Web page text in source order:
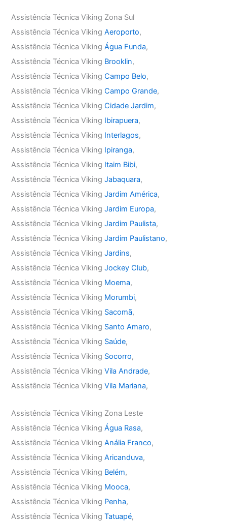
Assistência Técnica Viking Zona Sul
Assistência Técnica VikingAeroporto,
Assistência Técnica VikingÁgua Funda,
Assistência Técnica Viking Brooklin,
Assistência Técnica VikingCampo Belo,
Assistência Técnica VikingCampo Grande,
Assistência Técnica VikingCidade Jardim,
Assistência Técnica Viking Ibirapuera,
Assistência Técnica Viking Interlagos,
Assistência Técnica Viking Ipiranga,
Assistência Técnica Viking Itaim Bibi,
Assistência Técnica VikingJabaquara,
Assistência Técnica VikingJardim América,
Assistência Técnica VikingJardim Europa,
Assistência Técnica VikingJardim Paulista,
Assistência Técnica VikingJardim Paulistano,
Assistência Técnica VikingJardins,
Assistência Técnica VikingJockey Club,
Assistência Técnica Viking Moema,
Assistência Técnica Viking Morumbi,
Assistência Técnica Viking Sacomã,
Assistência Técnica Viking Santo Amaro,
Assistência Técnica Viking Saúde,
Assistência Técnica Viking Socorro,
Assistência Técnica VikingVila Andrade,
Assistência Técnica VikingVila Mariana,
Assistência Técnica Viking Zona Leste
Assistência Técnica VikingÁgua Rasa,
Assistência Técnica VikingAnália Franco,
Assistência Técnica VikingAricanduva,
Assistência Técnica Viking Belém,
Assistência Técnica Viking Mooca,
Assistência Técnica Viking Penha,
Assistência Técnica VikingTatuapé,